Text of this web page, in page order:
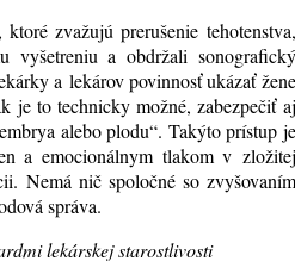
zvažujú prerušenie tehotenstva,
vyšetreniu a obdržali sonografický
a lekárov povinnosť ukázať žene
je to technicky možné, zabezpečiť aj
alebo plodu“. Takýto prístup je
a emocionálnym tlakom v zložitej
Nemá nič spoločné so zvyšovaním
správa.
lekárskej starostlivosti